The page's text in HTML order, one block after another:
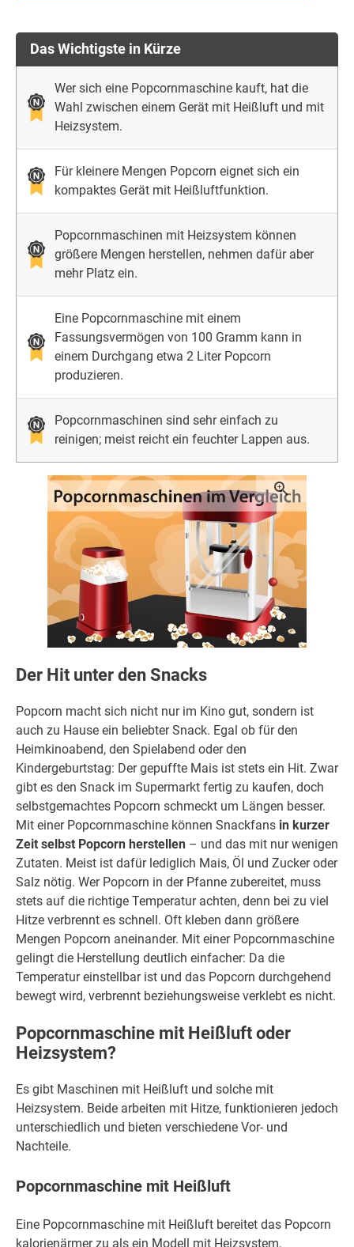
Das Wichtigste in Kürze
Wer sich eine Popcornmaschine kauft, hat die
Wahl zwischen einem Gerät mit Heißluft und mit
Heizsystem.
Für kleinere Mengen Popcorn eignet sich ein
kompaktes Gerät mit Heißluftfunktion.
Popcornmaschinen mit Heizsystem können
größere Mengen herstellen, nehmen dafür aber
mehr Platz ein.
Eine Popcornmaschine mit einem
Fassungsvermögen von 100 Gramm kann in
einem Durchgang etwa 2 Liter Popcorn
produzieren.
Popcornmaschinen sind sehr einfach zu
reinigen; meist reicht ein feuchter Lappen aus.
Der Hit unter den Snacks
Popcorn macht sich nicht nur im Kino gut, sondern ist
auch zu Hause ein beliebter Snack. Egal ob für den
Heimkinoabend, den Spielabend oder den
Kindergeburtstag: Der gepuffte Mais ist stets ein Hit. Zwar
gibt es den Snack im Supermarkt fertig zu kaufen, doch
selbstgemachtes Popcorn schmeckt um Längen besser.
Mit einer Popcornmaschine können Snackfans in kurzer
Zeit selbst Popcorn herstellen – und das mit nur wenigen
Zutaten. Meist ist dafür lediglich Mais, Öl und Zucker oder
Salz nötig. Wer Popcorn in der Pfanne zubereitet, muss
stets auf die richtige Temperatur achten, denn bei zu viel
Hitze verbrennt es schnell. Oft kleben dann größere
Mengen Popcorn aneinander. Mit einer Popcornmaschine
gelingt die Herstellung deutlich einfacher: Da die
Temperatur einstellbar ist und das Popcorn durchgehend
bewegt wird, verbrennt beziehungsweise verklebt es nicht.
Popcornmaschine mit Heißluft oder
Heizsystem?
Es gibt Maschinen mit Heißluft und solche mit
Heizsystem. Beide arbeiten mit Hitze, funktionieren jedoch
unterschiedlich und bieten verschiedene Vor- und
Nachteile.
Popcornmaschine mit Heißluft
Eine Popcornmaschine mit Heißluft bereitet das Popcorn
kalorienärmer zu als ein Modell mit Heizsystem,